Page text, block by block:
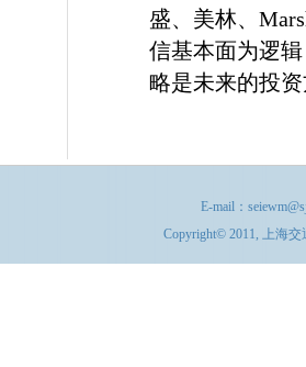
盛、美林、
信基本面为逻
略是未来的投
E-mail：
Copyright© 2011, 上海